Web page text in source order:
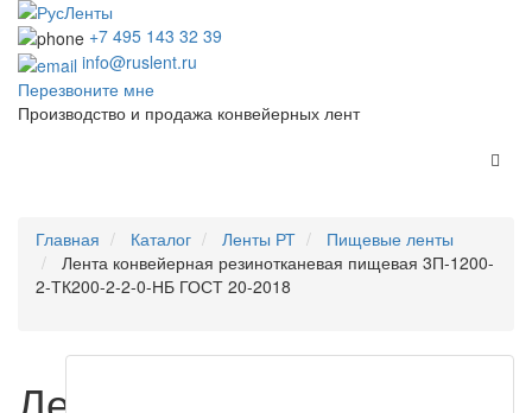
+7 495 143 32 39
info@ruslent.ru
Перезвоните мне
Производство и продажа конвейерных лент
Главная Каталог Ленты РТ
Пищевые ленты
Лента конвейерная резинотканевая пищевая 3П-1200-
2-ТК200-2-2-0-НБ ГОСТ 20-2018